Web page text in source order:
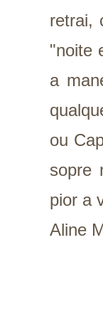
retrai,
"noite
a
ou
sopre
pior a
Aline